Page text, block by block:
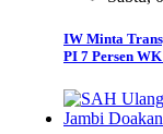
IW Minta
PI 7 Persen